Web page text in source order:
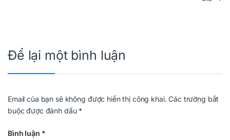
Để lại một bình luận
Email của bạn sẽ không được hiển thị công khai. Các trường bắt
buộc được đánh dấu *
Bình luận *